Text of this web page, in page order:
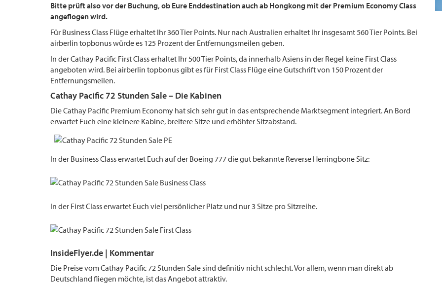
Bitte prüft also vor der Buchung, ob Eure Enddestination auch ab Hongkong mit der Premium Economy Class
angeflogen wird.
Für Business Class Flüge erhaltet Ihr 360 Tier Points. Nur nach Australien erhaltet Ihr insgesamt 560 Tier Points. Bei
airberlin topbonus würde es 125 Prozent der Entfernungsmeilen geben.
In der Cathay Pacific First Class erhaltet Ihr 500 Tier Points, da innerhalb Asiens in der Regel keine First Class
angeboten wird. Bei airberlin topbonus gibt es für First Class Flüge eine Gutschrift von 150 Prozent der
Entfernungsmeilen.
Cathay Pacific 72 Stunden Sale – Die Kabinen
Die Cathay Pacific Premium Economy hat sich sehr gut in das entsprechende Marktsegment integriert. An Bord
erwartet Euch eine kleinere Kabine, breitere Sitze und erhöhter Sitzabstand.
In der Business Class erwartet Euch auf der Boeing 777 die gut bekannte Reverse Herringbone Sitz:
In der First Class erwartet Euch viel persönlicher Platz und nur 3 Sitze pro Sitzreihe.
InsideFlyer.de | Kommentar
Die Preise vom Cathay Pacific 72 Stunden Sale sind definitiv nicht schlecht. Vor allem, wenn man direkt ab
Deutschland fliegen möchte, ist das Angebot attraktiv.